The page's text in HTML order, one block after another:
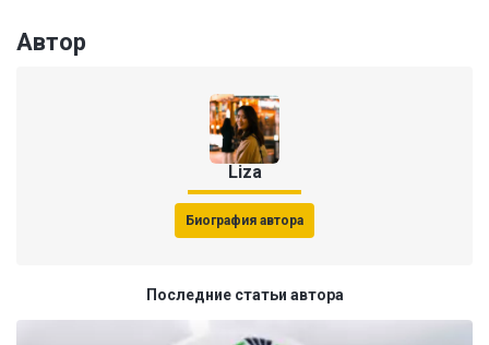
Автор
Liza
Биография автора
Последние статьи автора